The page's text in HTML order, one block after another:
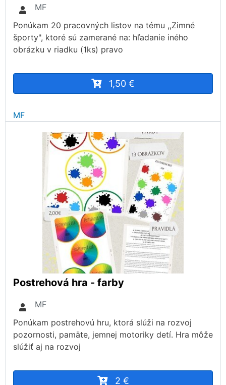
MF
Ponúkam 20 pracovných listov na tému ,,Zimné
športy", ktoré sú zamerané na: hľadanie iného
obrázku v riadku (1ks) pravo
1,50 €
MF
Postrehová hra - farby
MF
Ponúkam postrehovú hru, ktorá slúži na rozvoj
pozornosti, pamäte, jemnej motoriky detí. Hra môže
slúžiť aj na rozvoj
2 €